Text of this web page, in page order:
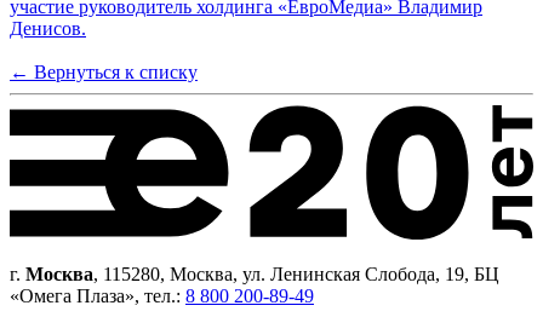
← Вернуться к списку
г. Москва, 115280, Москва, ул. Ленинская Слобода, 19, БЦ
«Омега Плаза», тел.: 8 800 200-89-49